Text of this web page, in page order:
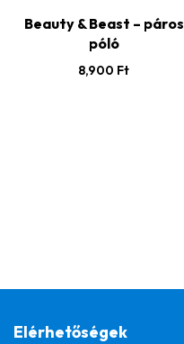
Beauty & Beast – páros
póló
8,900 Ft
Elérhetőségek